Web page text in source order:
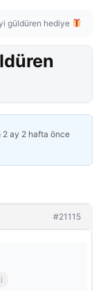
güldüren hediye
2 ay 2 hafta önce
#21115